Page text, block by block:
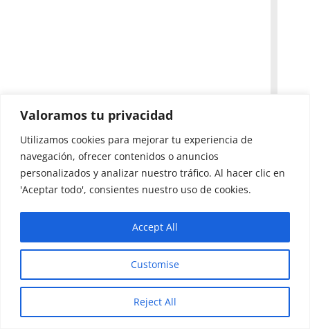
Valoramos tu privacidad
Utilizamos cookies para mejorar tu experiencia de
navegación, ofrecer contenidos o anuncios
personalizados y analizar nuestro tráfico. Al hacer clic en
'Aceptar todo', consientes nuestro uso de cookies.
Customise
Reject All
Accept All